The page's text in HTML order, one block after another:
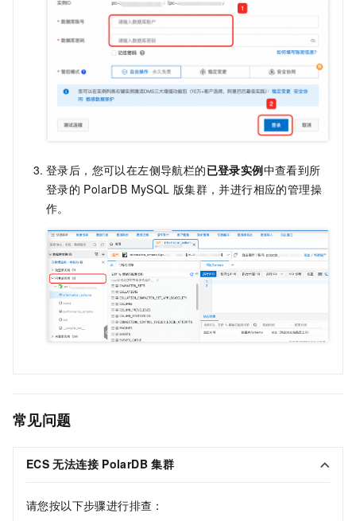
登录后，您可以在左侧导航栏的已登录实例中查看到所
登录的 PolarDB MySQL 版集群，并进行相应的管理操
作。
常见问题
ECS 无法连接 PolarDB 集群
请您按以下步骤进行排查：